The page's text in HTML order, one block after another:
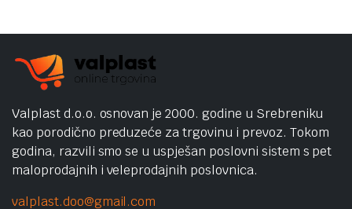
Valplast d.o.o. osnovan je 2000. godine u Srebreniku
kao porodično preduzeće za trgovinu i prevoz. Tokom
godina, razvili smo se u uspješan poslovni sistem s pet
maloprodajnih i veleprodajnih poslovnica.
valplast.doo@gmail.com